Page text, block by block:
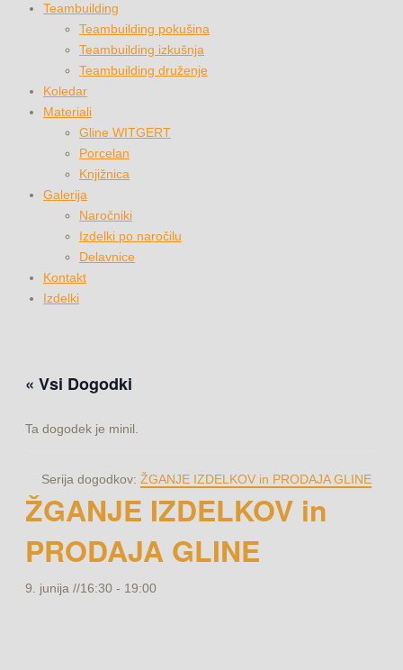
Teambuilding
Teambuilding pokušina
Teambuilding izkušnja
Teambuilding druženje
Koledar
Materiali
Gline WITGERT
Porcelan
Knjižnica
Galerija
Naročniki
Izdelki po naročilu
Delavnice
Kontakt
Izdelki
« Vsi Dogodki
Ta dogodek je minil.
Serija dogodkov: ŽGANJE IZDELKOV in PRODAJA GLINE
ŽGANJE IZDELKOV in
PRODAJA GLINE
9. junija //16:30 - 19:00